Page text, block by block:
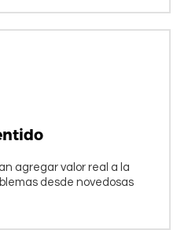
agregar valor real a la
desde novedosas